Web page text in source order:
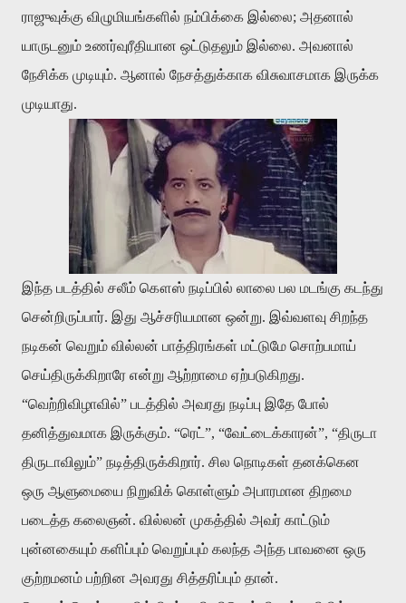
ராஜுவுக்கு விழுமியங்களில் நம்பிக்கை இல்லை; அதனால்
யாருடனும் உணர்வுரீதியான ஒட்டுதலும் இல்லை. அவனால்
நேசிக்க முடியும். ஆனால் நேசத்துக்காக விசுவாசமாக இருக்க
முடியாது.
இந்த படத்தில் சலீம் கௌஸ் நடிப்பில் லாலை பல மடங்கு கடந்து
சென்றிருப்பார். இது ஆச்சரியமான ஒன்று. இவ்வளவு சிறந்த
நடிகன் வெறும் வில்லன் பாத்திரங்கள் மட்டுமே சொற்பமாய்
செய்திருக்கிறாரே என்று ஆற்றாமை ஏற்படுகிறது.
“வெற்றிவிழாவில்” படத்தில் அவரது நடிப்பு இதே போல்
தனித்துவமாக இருக்கும். “ரெட்”, “வேட்டைக்காரன்”, “திருடா
திருடாவிலும்” நடித்திருக்கிறார். சில நொடிகள் தனக்கென
ஒரு ஆளுமையை நிறுவிக் கொள்ளும் அபாரமான திறமை
படைத்த கலைஞன். வில்லன் முகத்தில் அவர் காட்டும்
புன்னகையும் களிப்பும் வெறுப்பும் கலந்த அந்த பாவனை ஒரு
குற்றமனம் பற்றின அவரது சித்தரிப்பும் தான்.